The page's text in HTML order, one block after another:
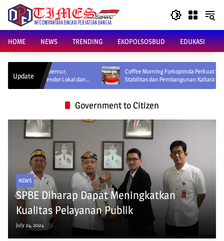
content
HOME
NEWS TRENDING EKOPOLSOSBUD EDUKASI
Update
Lokal dan
Coffee Morning Forkopimda Perkuat Sinergi Jaga
Stabilitas dan Pembangunan Kaltara
Government to Citizen
NEWS
SPBE Diharap Dapat Meningkatkan
Kualitas Pelayanan Publik
July 24, 2024